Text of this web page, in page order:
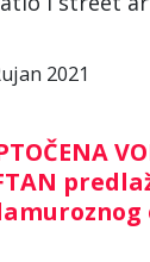
2021